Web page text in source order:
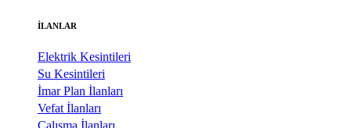
İLANLAR
Elektrik Kesintileri
Su Kesintileri
İmar Plan İlanları
Vefat İlanları
Çalışma İlanları